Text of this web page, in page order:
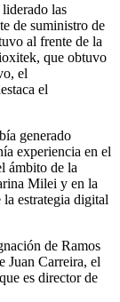
las
de suministro de
al frente de la
que obtuvo
el
el
generado
experiencia en el
ámbito de la
Milei y en la
la estrategia digital
de Ramos
Juan Carreira, el
es director de